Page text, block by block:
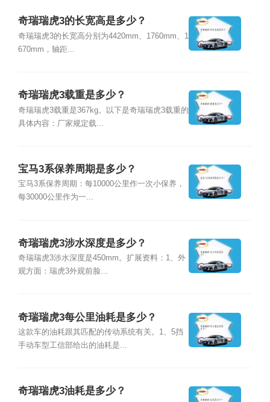
奇瑞瑞虎3的长宽高是多少？
奇瑞瑞虎3的长宽高分别为4420mm、1760mm、1
670mm，轴距...
奇瑞瑞虎3载重是多少？
奇瑞瑞虎3载重是367kg。以下是奇瑞瑞虎3载重的
具体内容：厂家规定载...
宝马3系保养周期是多少？
宝马3系保养周期：每10000公里作一次小保养，
每30000公里作为一...
奇瑞瑞虎3涉水深度是多少？
奇瑞瑞虎3涉水深度是450mm。扩展资料：1、外
观方面：瑞虎3外观前脸...
奇瑞瑞虎3每公里油耗是多少？
这款车的油耗跟其匹配的传动系统有关。1、5挡
手动车型工信部给出的油耗是...
奇瑞瑞虎3油耗是多少？